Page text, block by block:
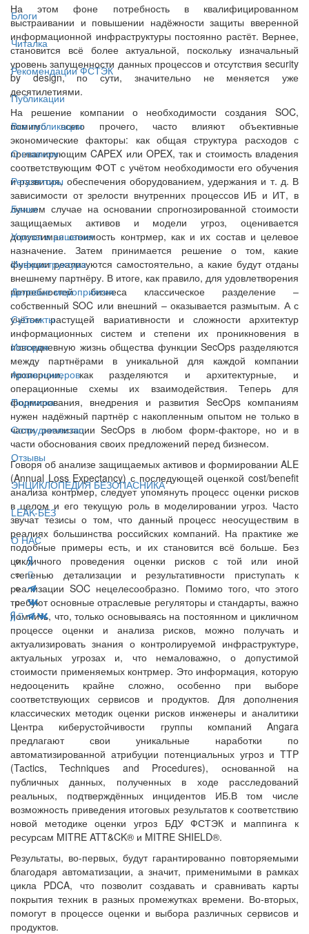
Блоги
Читалка
Рекомендации ФСТЭК
Публикации
Все публикации
О главном
Регуляторы
Банки
Угрозы и решения
Инфраструктура
Деловые мероприятия
Субъекты
История
Архив номеров
Подписка
Сотрудничество
Отзывы
ЭНЦИКЛОПЕДИЯ БЕЗОПАСНИКА
LEAK-БЕЗ
О НАС
На этом фоне потребность в квалифицированном
выстраивании и повышении надёжности защиты вверенной
информационной инфраструктуры постоянно растёт. Вернее,
становится всё более актуальной, поскольку изначальный
уровень запущенности данных процессов и отсутствия security
by design, по сути, значительно не меняется уже
десятилетиями.
На решение компании о необходимости создания SOC,
помимо всего прочего, часто влияют объективные
экономические факторы: как общая структура расходов с
превалирующим CAPEX или OPEX, так и стоимость владения
соответствующим ФОТ с учётом необходимости его обучения
и развития, обеспечения оборудованием, удержания и т. д. В
зависимости от зрелости внутренних процессов ИБ и ИТ, в
лучшем случае на основании спрогнозированной стоимости
защищаемых активов и модели угроз, оценивается
допустимая стоимость контрмер, как и их состав и целевое
назначение. Затем принимается решение о том, какие
функции реализуются самостоятельно, а какие будут отданы
внешнему партнёру. В итоге, как правило, для удовлетворения
потребностей бизнеса классическое разделение –
собственный SOC или внешний – оказывается размытым. А с
учётом растущей вариативности и сложности архитектур
информационных систем и степени их проникновения в
повседневную жизнь общества функции SecOps разделяются
между партнёрами в уникальной для каждой компании
пропорции, как разделяются и архитектурные, и
операционные схемы их взаимодействия. Теперь для
формирования, внедрения и развития SecOps компаниям
нужен надёжный партнёр с накопленным опытом не только в
части реализации SecOps в любом форм-факторе, но и в
части обоснования своих предложений перед бизнесом.
Говоря об анализе защищаемых активов и формировании ALE
(Annual Loss Expectancy) с последующей оценкой cost/benefit
анализа контрмер, следует упомянуть процесс оценки рисков
в целом и его текущую роль в моделировании угроз. Часто
звучат тезисы о том, что данный процесс неосуществим в
реалиях большинства российских компаний. На практике же
подобные примеры есть, и их становится всё больше. Без
цикличного проведения оценки рисков с той или иной
степенью детализации и результативности приступать к
реализации SOC нецелесообразно. Помимо того, что этого
требуют основные отраслевые регуляторы и стандарты, важно
помнить, что, только основываясь на постоянном и цикличном
процессе оценки и анализа рисков, можно получать и
актуализировать знания о контролируемой инфраструктуре,
актуальных угрозах и, что немаловажно, о допустимой
стоимости применяемых контрмер. Это информация, которую
недооценить крайне сложно, особенно при выборе
соответствующих сервисов и продуктов. Для дополнения
классических методик оценки рисков инженеры и аналитики
Центра киберустойчивости группы компаний Angara
предлагают свои уникальные наработки по
автоматизированной атрибуции потенциальных угроз и TTP
(Tactics, Techniques and Procedures), основанной на
публичных данных, полученных в ходе расследований
реальных, подтверждённых инцидентов ИБ.В том числе
возможность приведения итоговых результатов к соответствию
новой методике оценки угроз БДУ ФСТЭК и маппинга к
ресурсам MITRE ATT&CK® и MITRE SHIELD®.
Результаты, во-первых, будут гарантированно повторяемыми
благодаря автоматизации, а значит, применимыми в рамках
цикла PDCA, что позволит создавать и сравнивать карты
покрытия техник в разных промежутках времени. Во-вторых,
помогут в процессе оценки и выбора различных сервисов и
продуктов.